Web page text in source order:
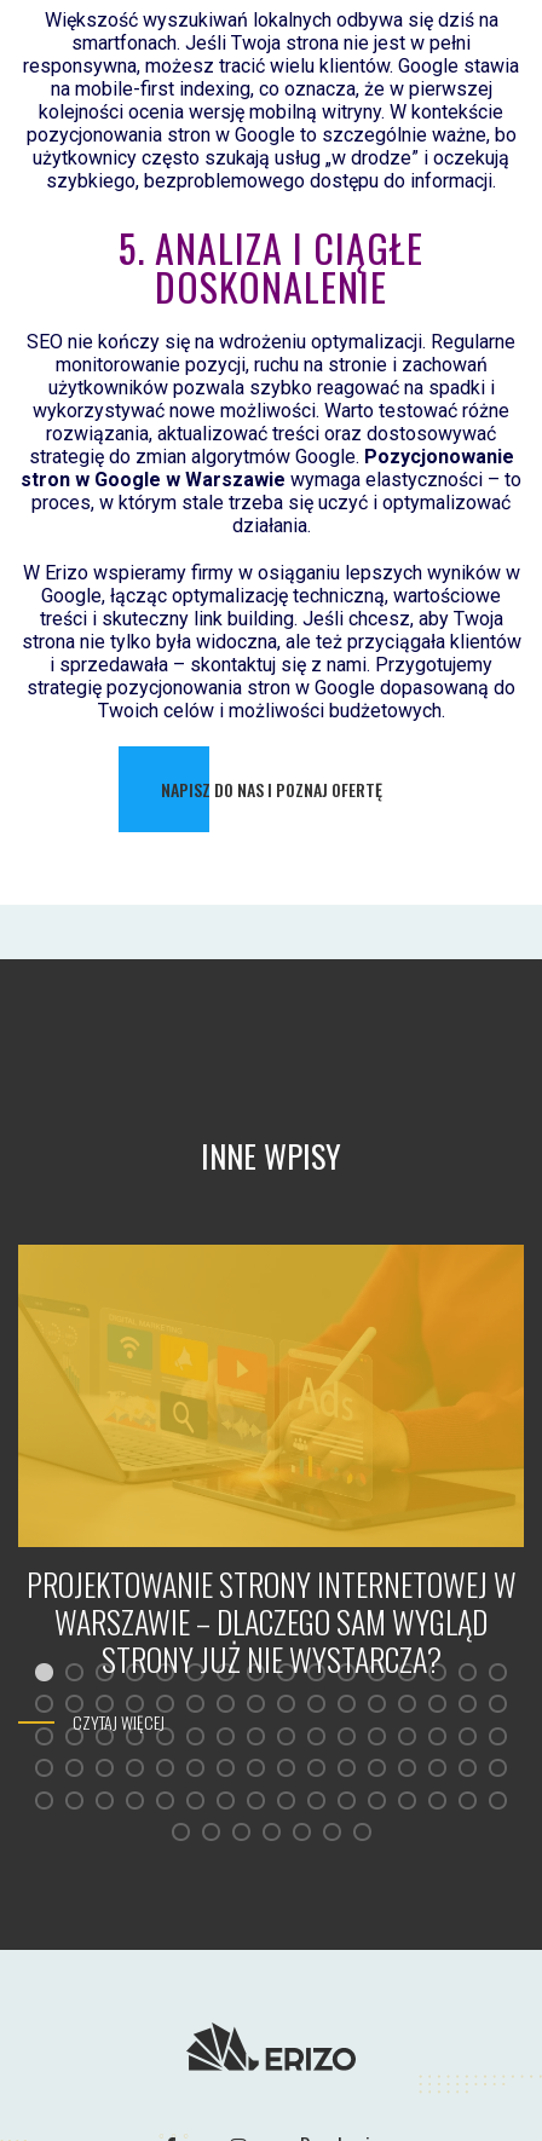
Większość wyszukiwań lokalnych odbywa się dziś na
smartfonach. Jeśli Twoja strona nie jest w pełni
responsywna, możesz tracić wielu klientów. Google stawia
na mobile-first indexing, co oznacza, że w pierwszej
kolejności ocenia wersję mobilną witryny. W kontekście
pozycjonowania stron w Google to szczególnie ważne, bo
użytkownicy często szukają usług „w drodze” i oczekują
szybkiego, bezproblemowego dostępu do informacji.
5. ANALIZA I CIĄGŁE
DOSKONALENIE
SEO nie kończy się na wdrożeniu optymalizacji. Regularne
monitorowanie pozycji, ruchu na stronie i zachowań
użytkowników pozwala szybko reagować na spadki i
wykorzystywać nowe możliwości. Warto testować różne
rozwiązania, aktualizować treści oraz dostosowywać
strategię do zmian algorytmów Google. Pozycjonowanie
stron w Google w Warszawie wymaga elastyczności – to
proces, w którym stale trzeba się uczyć i optymalizować
działania.
W Erizo wspieramy firmy w osiąganiu lepszych wyników w
Google, łącząc optymalizację techniczną, wartościowe
treści i skuteczny link building. Jeśli chcesz, aby Twoja
strona nie tylko była widoczna, ale też przyciągała klientów
i sprzedawała – skontaktuj się z nami. Przygotujemy
strategię pozycjonowania stron w Google dopasowaną do
Twoich celów i możliwości budżetowych.
NAPISZ DO NAS I POZNAJ OFERTĘ
INNE WPISY
PROJEKTOWANIE STRONY INTERNETOWEJ W
WARSZAWIE – DLACZEGO SAM WYGLĄD
STRONY JUŻ NIE WYSTARCZA?
CZYTAJ WIĘCEJ